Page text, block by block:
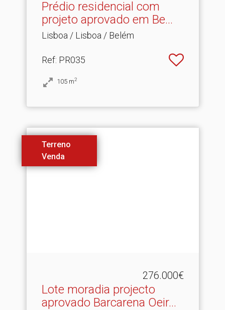
Prédio residencial com
projeto aprovado em Be.​..
Lisboa / Lisboa / Belém
Ref: PR035
105 m2
Terreno
Venda
276.000€
Lote moradia projecto
aprovado Barcarena Oeir.​..